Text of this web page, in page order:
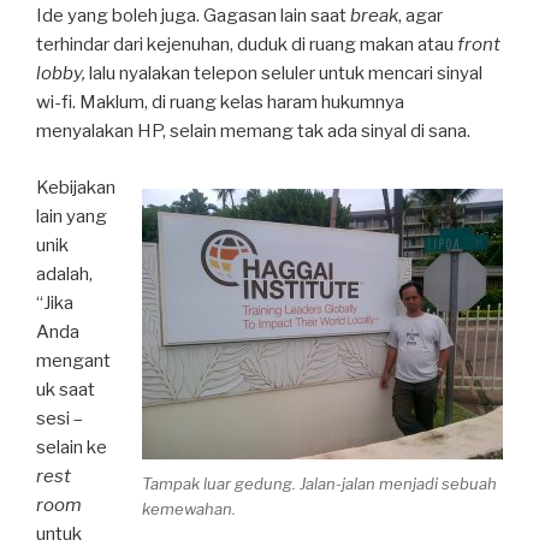
Ide yang boleh juga. Gagasan lain saatbreak, agar
terhindar dari kejenuhan, duduk di ruang makan atau front
lobby, lalu nyalakan telepon seluler untuk mencari sinyal
wi-fi. Maklum, di ruang kelas haram hukumnya
menyalakan HP, selain memang tak ada sinyal di sana.
Tampak luar gedung. Jalan-jalan menjadi sebuah
kemewahan.
Kebijakan
lain yang
unik
adalah,
“Jika
Anda
mengant
uk saat
sesi –
selain ke
rest
room
untuk